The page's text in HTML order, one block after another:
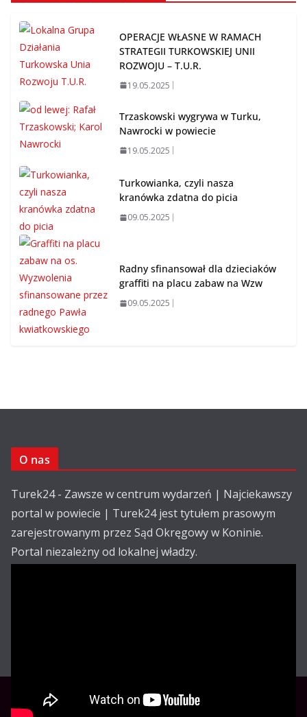
OPERACJE WŁASNE W RAMACH
STRATEGII TURKOWSKIEJ UNII
ROZWOJU – T.U.R.
19.05.2025
Trzaskowski wygrywa w Turku,
Nawrocki w powiecie
19.05.2025
Turkowianka, czyli nasza
kranówka zdatna do picia
09.05.2025
Radny sfinansował dla dzieciaków
graffiti na placu zabaw na Wzw
09.05.2025
O nas
Turek24 - Zawsze w centrum wydarzeń | Najciekawszy
portal w powiecie | Turek24 jest tytułem prasowym
zarejestrowanym przez Sąd Okręgowy w Koninie.
Portal niezależny od lokalnej władzy.
Copyright © Turek24.com.pl Wdrożenie :